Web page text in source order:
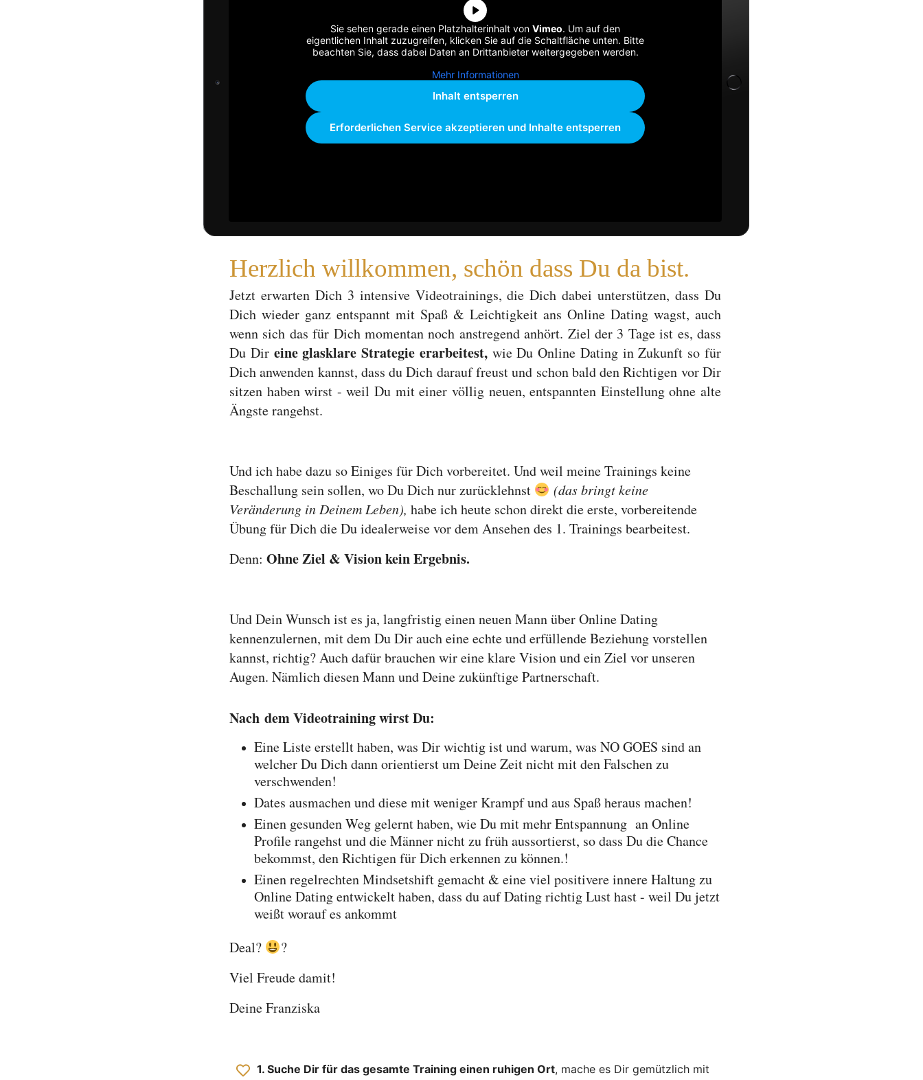
Sie sehen gerade einen Platzhalterinhalt von Vimeo. Um auf den
eigentlichen Inhalt zuzugreifen, klicken Sie auf die Schaltfläche unten. Bitte
beachten Sie, dass dabei Daten an Drittanbieter weitergegeben werden.
Mehr Informationen
Inhalt entsperren
Erforderlichen Service akzeptieren und Inhalte entsperren
Herzlich willkommen, schön dass Du da bist.
Jetzt erwarten Dich 3 intensive Videotrainings, die Dich dabei unterstützen, dass Du
Dich wieder ganz entspannt mit Spaß & Leichtigkeit ans Online Dating wagst, auch
wenn sich das für Dich momentan noch anstregend anhört. Ziel der 3 Tage ist es, dass
Du Dir eine glasklare Strategie erarbeitest,wie Du Online Dating in Zukunft so für
Dich anwenden kannst, dass du Dich darauf freust und schon bald den Richtigen vor Dir
sitzen haben wirst - weil Du mit einer völlig neuen, entspannten Einstellung ohne alte
Ängste rangehst.
Und ich habe dazu so Einiges für Dich vorbereitet. Und weil meine Trainings keine
Beschallung sein sollen, wo Du Dich nur zurücklehnst
(das bringt keine
Veränderung in Deinem Leben), habe ich heute schon direkt die erste, vorbereitende
Übung für Dich die Du idealerweise vor dem Ansehen des 1. Trainings bearbeitest.
Denn: Ohne Ziel & Vision kein Ergebnis.
Und Dein Wunsch ist es ja, langfristig einen neuen Mann über Online Dating
kennenzulernen, mit dem Du Dir auch eine echte und erfüllende Beziehung vorstellen
kannst, richtig? Auch dafür brauchen wir eine klare Vision und ein Ziel vor unseren
Augen. Nämlich diesen Mann und Deine zukünftige Partnerschaft.
Nach dem Videotraining wirst Du:
Eine Liste erstellt haben, was Dir wichtig ist und warum, was NO GOES sind an
welcher Du Dich dann orientierst um Deine Zeit nicht mit den Falschen zu
verschwenden!
Dates ausmachen und diese mit weniger Krampf und aus Spaß heraus machen!
Einen gesunden Weg gelernt haben, wie Du mit mehr Entspannung an Online
Profile rangehst und die Männer nicht zu früh aussortierst, so dass Du die Chance
bekommst, den Richtigen für Dich erkennen zu können.!
Einen regelrechten Mindsetshift gemacht & eine viel positivere innere Haltung zu
Online Dating entwickelt haben, dass du auf Dating richtig Lust hast - weil Du jetzt
weißt worauf es ankommt
Deal?
?
Viel Freude damit!
Deine Franziska
1. Suche Dir für das gesamte Training einen ruhigen Ort, mache es Dir gemützlich mit